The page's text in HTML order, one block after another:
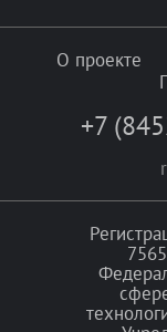
О проекте
+7